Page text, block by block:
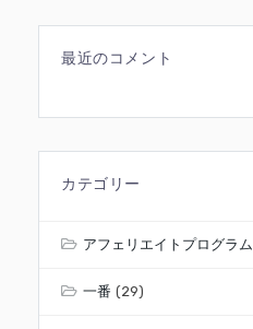
最近のコメント
カテゴリー
アフェリエイトプログラム
一番 (29)